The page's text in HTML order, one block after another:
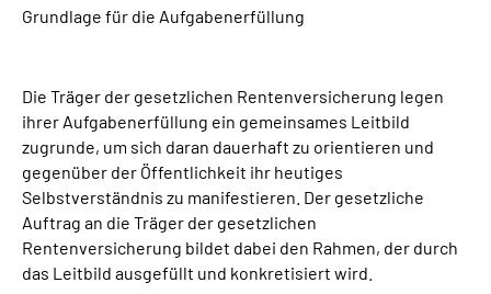
Über uns & Presse
Suche
Language
Inhalte in Gebärdensprache (DGS)
Grundlage für die Aufgabenerfüllung
Die Träger der gesetzlichen Rentenversicherung legen
ihrer Aufgabenerfüllung ein gemeinsames Leitbild
zugrunde, um sich daran dauerhaft zu orientieren und
gegenüber der Öffentlichkeit ihr heutiges
Selbstverständnis zu manifestieren. Der gesetzliche
Auftrag an die Träger der gesetzlichen
Rentenversicherung bildet dabei den Rahmen, der durch
das Leitbild ausgefüllt und konkretisiert wird.